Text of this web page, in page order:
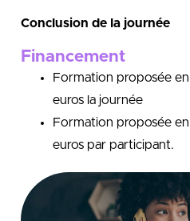
Conclusion de la journée
Financement
Formation proposée
euros la journée
Formation proposée
euros par participant.